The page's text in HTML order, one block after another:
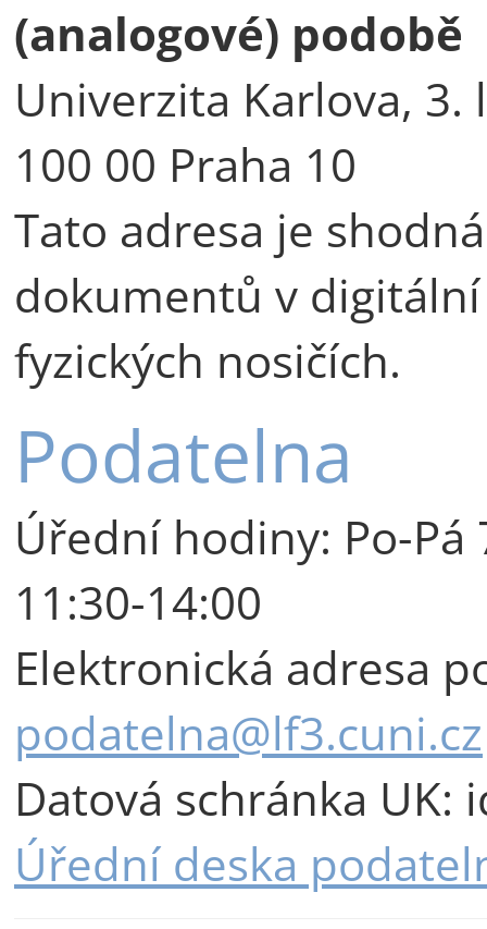
(analogové) podobě
Univerzita Karlova, 3.
100 00 Praha 10
Tato adresa je
dokumentů v
fyzických nosičích.
Podatelna
Úřední hodiny: Po-Pá
11:30-14:00
Elektronická adresa
podatelna@lf3.cuni.cz
Datová schránka
Úřední deska